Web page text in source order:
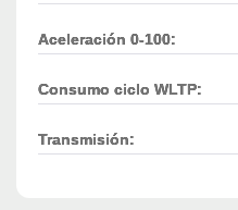
Aceleración 0-100:
Consumo ciclo WLTP:
Transmisión: